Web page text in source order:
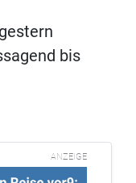
bis
ANZEIGE